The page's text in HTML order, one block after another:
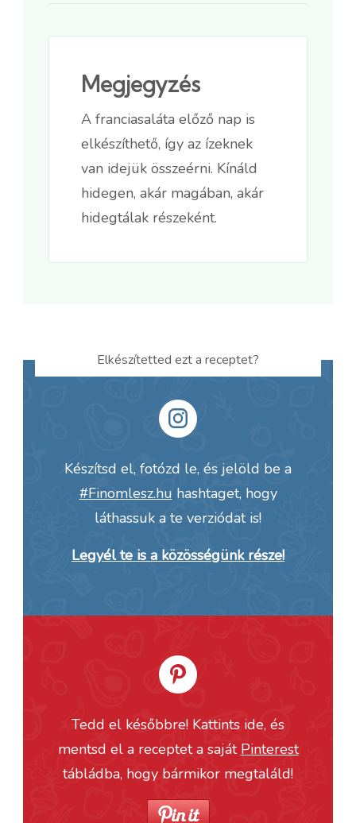
Megjegyzés
A franciasaláta előző nap is
elkészíthető, így az ízeknek
van idejük összeérni. Kínáld
hidegen, akár magában, akár
hidegtálak részeként.
Elkészítetted ezt a receptet?
Készítsd el, fotózd le, és jelöld be a
#Finomlesz.hu hashtaget, hogy
láthassuk a te verziódat is!
Legyél te is a közösségünk része!
Tedd el későbbre! Kattints ide, és
mentsd el a receptet a saját Pinterest
tábládba, hogy bármikor megtaláld!